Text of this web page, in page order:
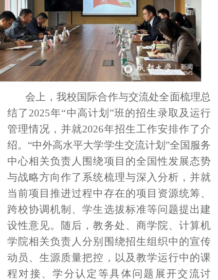
会上，我校国际合作与交流处全面梳理总
结了 2025年“中高计划”班的招生录取及运行
管理情况，并就2026年招生工作安排作了介
绍。“中外高水平大学学生交流计划”全国服务
中心相关负责人围绕项目的全国性发展态势
与战略方向作了系统梳理与深入分析，并就
当前项目推进过程中存在的项目资源统筹、
跨校协调机制、学生选拔标准等问题提出建
设性意见。随后，教务处、商学院、计算机
学院相关负责人分别围绕招生组织中的宣传
动员、生源质量把控，以及教学运行中的课
程对接、学分认定等具体问题展开交流讨